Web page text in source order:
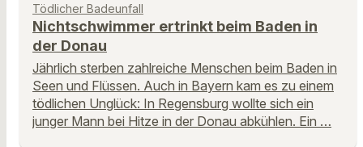
Tödlicher Badeunfall
Nichtschwimmer ertrinkt beim Baden in
der Donau
Jährlich sterben zahlreiche Menschen beim Baden in
Seen und Flüssen. Auch in Bayern kam es zu einem
tödlichen Unglück: In Regensburg wollte sich ein
junger Mann bei Hitze in der Donau abkühlen. Ein …